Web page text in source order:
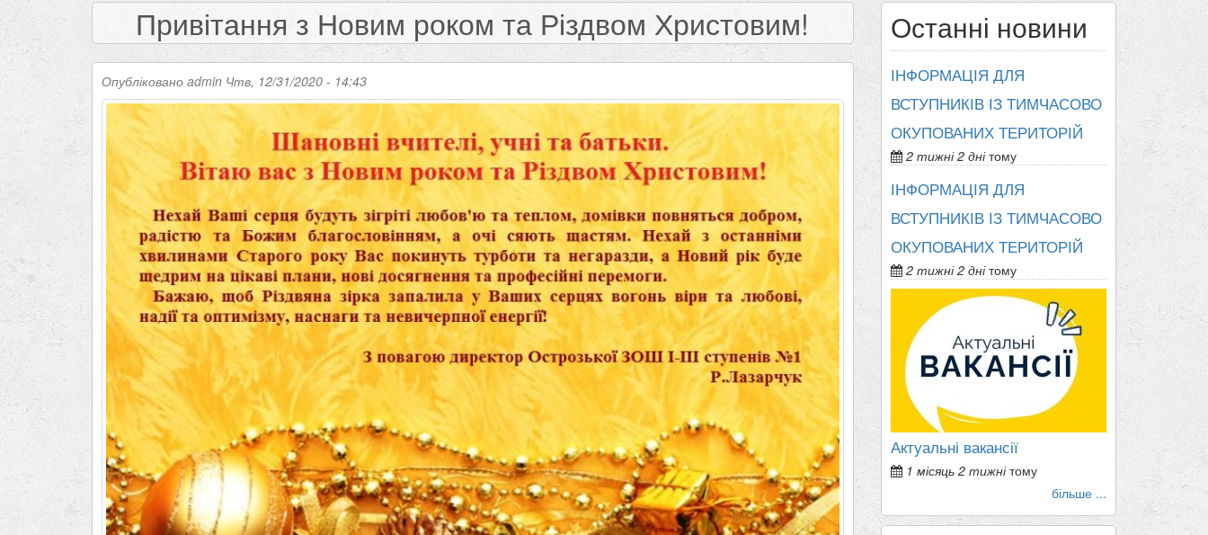
Привітання з Новим роком та Різдвом Христовим!
Опубліковано admin Чтв, 12/31/2020 - 14:43
Останні новини
ІНФОРМАЦІЯ ДЛЯ
ВСТУПНИКІВ ІЗ ТИМЧАСОВО
ОКУПОВАНИХ ТЕРИТОРІЙ
2 тижні 2 днітому
ІНФОРМАЦІЯ ДЛЯ
ВСТУПНИКІВ ІЗ ТИМЧАСОВО
ОКУПОВАНИХ ТЕРИТОРІЙ
2 тижні 2 днітому
Актуальні вакансії
1 місяць 2 тижнітому
більше ...